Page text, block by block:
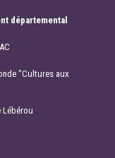
départemental
"Cultures aux
Lébérou